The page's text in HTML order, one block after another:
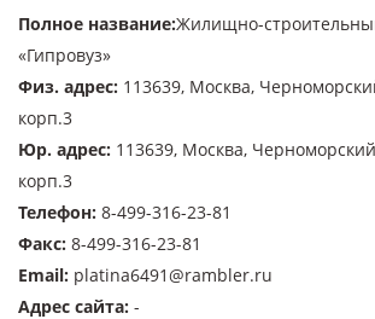
Полное название:Жилищно-
«Гипровуз»
Физ. адрес: 113639, Москва,
корп.3
Юр. адрес: 113639, Москва,
корп.3
Телефон: 8-499-316-23-81
Факс: 8-499-316-23-81
Email: platina6491@rambler.ru
Адрес сайта: -